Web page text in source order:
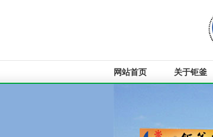
网站首页 关于钜釜